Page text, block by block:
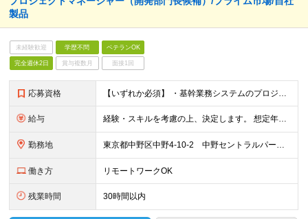
製品
未経験歓迎 学歴不問 ベテランOK
完全週休2日 賞与複数月 面接1回
応募資格 【いずれか必須】 ・基幹業務システムのプロジェクト管理経験（3年以上） ・30人月以上のプロジェクト管理経験（1回以上）
給与 経験・スキルを考慮の上、決定します。 想定年収720万円〜1,800万円 ※管理職のため年俸制 ※試用期間3カ月 ※試用期間中の給与・待遇に差異はありません。
勤務地 東京都中野区中野4-10-2 中野セントラルパークサウス16F （将来的な就業場所の変更の範囲）会社の定める事業所への異動（総合職は転居を伴う配置転換を含む）を命じることがある。
働き方 リモートワークOK
残業時間 30時間以内